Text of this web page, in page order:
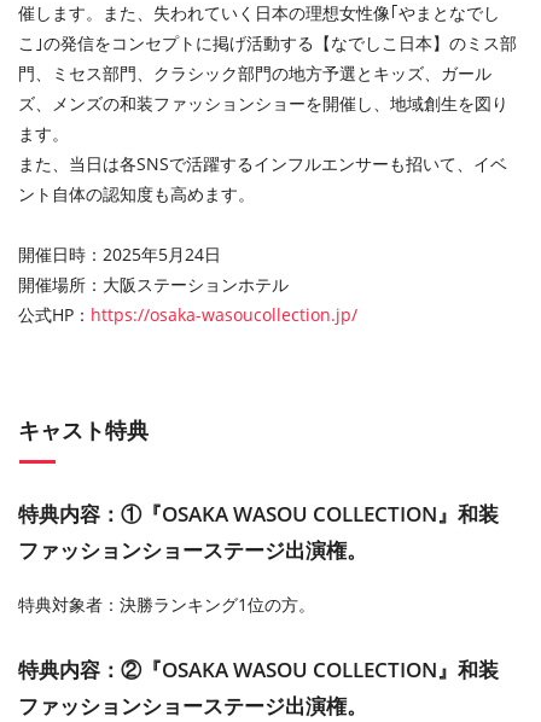
催します。また、失われていく日本の理想女性像｢やまとなでし
こ｣の発信をコンセプトに掲げ活動する【なでしこ日本】のミス部
門、ミセス部門、クラシック部門の地方予選とキッズ、ガール
ズ、メンズの和装ファッションショーを開催し、地域創生を図り
ます。
また、当日は各SNSで活躍するインフルエンサーも招いて、イベ
ント自体の認知度も高めます。
開催日時：2025年5月24日
開催場所：大阪ステーションホテル
公式HP ： https://osaka-wasoucollection.jp/
キャスト特典
特典内容：①『OSAKA WASOU COLLECTION』和装
ファッションショーステージ出演権。
特典対象者：決勝ランキング1位の方。
特典内容：②『OSAKA WASOU COLLECTION』和装
ファッションショーステージ出演権。